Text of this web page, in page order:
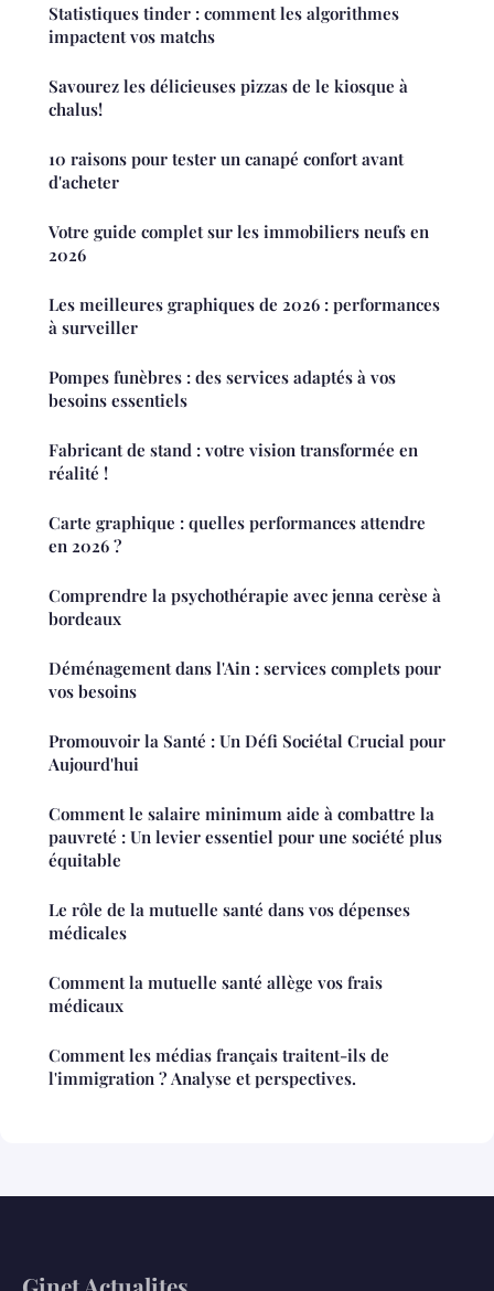
Statistiques tinder : comment les algorithmes
impactent vos matchs
Savourez les délicieuses pizzas de le kiosque à
chalus!
10 raisons pour tester un canapé confort avant
d'acheter
Votre guide complet sur les immobiliers neufs en
2026
Les meilleures graphiques de 2026 : performances
à surveiller
Pompes funèbres : des services adaptés à vos
besoins essentiels
Fabricant de stand : votre vision transformée en
réalité !
Carte graphique : quelles performances attendre
en 2026 ?
Comprendre la psychothérapie avec jenna cerèse à
bordeaux
Déménagement dans l'Ain : services complets pour
vos besoins
Promouvoir la Santé : Un Défi Sociétal Crucial pour
Aujourd'hui
Comment le salaire minimum aide à combattre la
pauvreté : Un levier essentiel pour une société plus
équitable
Le rôle de la mutuelle santé dans vos dépenses
médicales
Comment la mutuelle santé allège vos frais
médicaux
Comment les médias français traitent-ils de
l'immigration ? Analyse et perspectives.